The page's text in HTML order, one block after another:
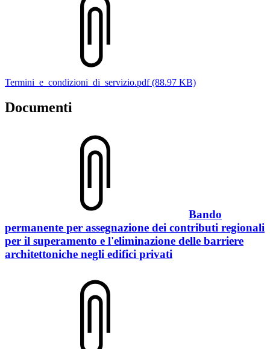
Termini_e_condizioni_di_servizio.pdf (88.97 KB)
Documenti
Bando
permanente per assegnazione dei contributi regionali
per il superamento e l'eliminazione delle barriere
architettoniche negli edifici privati